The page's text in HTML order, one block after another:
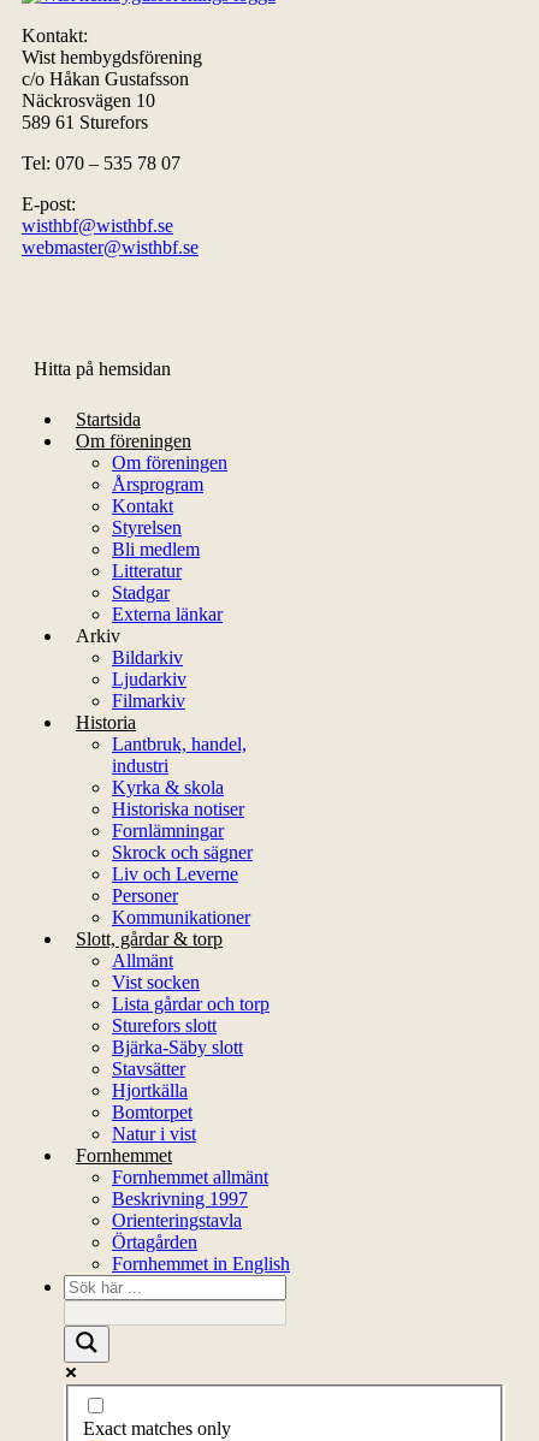
Kontakt:
Wist hembygdsförening
c/o Håkan Gustafsson
Näckrosvägen 10
589 61 Sturefors
Tel: 070 – 535 78 07
E-post:
wisthbf@wisthbf.se
webmaster@wisthbf.se
Hitta på hemsidan
Startsida
Om föreningen
Om föreningen
Årsprogram
Kontakt
Styrelsen
Bli medlem
Litteratur
Stadgar
Externa länkar
Arkiv
Bildarkiv
Ljudarkiv
Filmarkiv
Historia
Lantbruk, handel,
industri
Kyrka & skola
Historiska notiser
Fornlämningar
Skrock och sägner
Liv och Leverne
Personer
Kommunikationer
Slott, gårdar & torp
Allmänt
Vist socken
Lista gårdar och torp
Sturefors slott
Bjärka-Säby slott
Stavsätter
Hjortkälla
Bomtorpet
Natur i vist
Fornhemmet
Fornhemmet allmänt
Beskrivning 1997
Orienteringstavla
Örtagården
Fornhemmet in English
Exact matches only